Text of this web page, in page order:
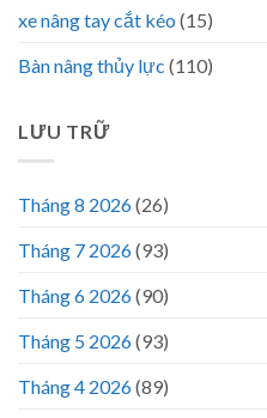
xe nâng tay cắt kéo (15)
Bàn nâng thủy lực (110)
LƯU TRỮ
Tháng 8 2026(26)
Tháng 7 2026(93)
Tháng 6 2026(90)
Tháng 5 2026(93)
Tháng 4 2026(89)